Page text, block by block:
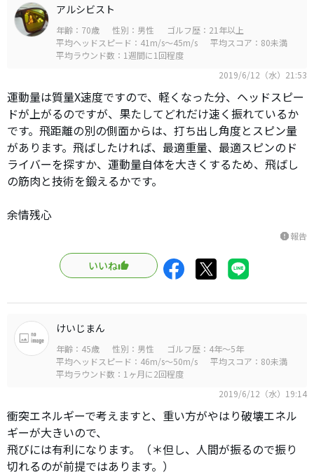
アルシビスト
年齢：70歳 性別：男性
ゴルフ歴：21年以上
平均ヘッドスピード：41m/s～45m/s
平均スコア：80未満
平均ラウンド数：1週間に1回程度
2019/6/12（水）21:53
運動量は質量X速度ですので、軽くなった分、ヘッドスピー
ドが上がるのですが、果たしてどれだけ速く振れているか
です。飛距離の別の側面からは、打ち出し角度とスピン量
があります。飛ばしたければ、最適重量、最適スピンのド
ライバーを探すか、運動量自体を大きくするため、飛ばし
の筋肉と技術を鍛えるかです。
余情残心
report報告
いいね
けいじまん
年齢：45歳 性別：男性
ゴルフ歴：4年～5年
平均ヘッドスピード：46m/s～50m/s
平均スコア：80未満
平均ラウンド数：1ヶ月に2回程度
2019/6/12（水）19:14
衝突エネルギーで考えますと、重い方がやはり破壊エネル
ギーが大きいので、
飛びには有利になります。（＊但し、人間が振るので振り
切れるのが前提ではあります。）